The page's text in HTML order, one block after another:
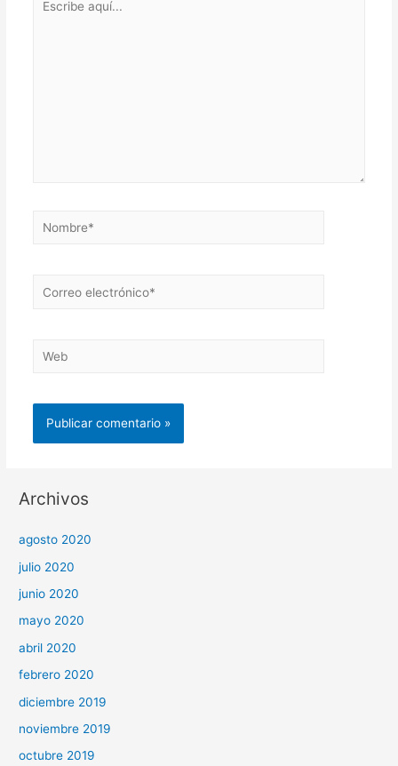
Nombre*
Correo
Web
Archivos
agosto 2020
julio 2020
junio 2020
mayo 2020
abril 2020
febrero 2020
diciembre 2019
noviembre 2019
octubre 2019